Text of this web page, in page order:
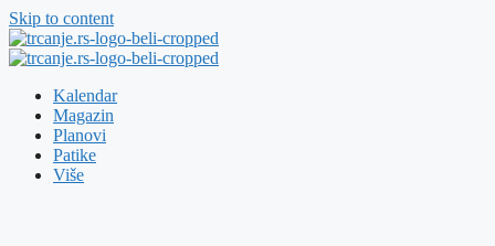
Skip to content
Kalendar
Magazin
Planovi
Patike
Više